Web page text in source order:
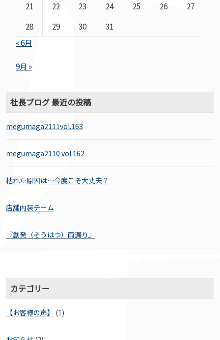
21
22 23 24 25 26
27
28
29 30
31
« 6月
9月 »
社長ブログ 最近の投稿
megumaga2111vol.163
megumaga2110 vol.162
枯れた原因は…今度こそ大丈夫？
店舗内装チーム
『創発（そうはつ）雨漏り』
カテゴリー
【お客様の声】 (1)